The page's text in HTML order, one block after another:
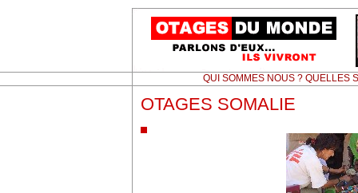
QUI SOMMES NOUS ? QUELLES
OTAGES SOMALIE